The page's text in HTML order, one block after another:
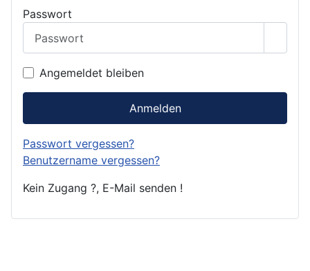
Passwort
Angemeldet bleiben
Anmelden
Passwort vergessen?
Benutzername vergessen?
Kein Zugang ?, E-Mail senden !